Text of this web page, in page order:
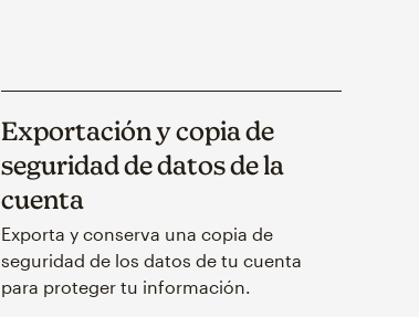
Exportación y copia de
seguridad de datos de la
cuenta
Exporta y conserva una copia de
seguridad de los datos de tu cuenta
para proteger tu información.